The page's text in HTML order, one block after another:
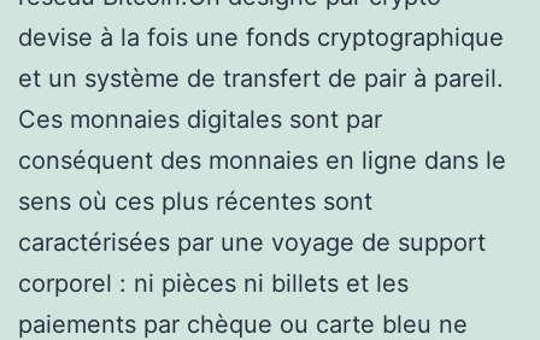
devise à la fois une fonds cryptographique
et un système de transfert de pair à pareil.
Ces monnaies digitales sont par
conséquent des monnaies en ligne dans le
sens où ces plus récentes sont
caractérisées par une voyage de support
corporel : ni pièces ni billets et les
paiements par chèque ou carte bleu ne